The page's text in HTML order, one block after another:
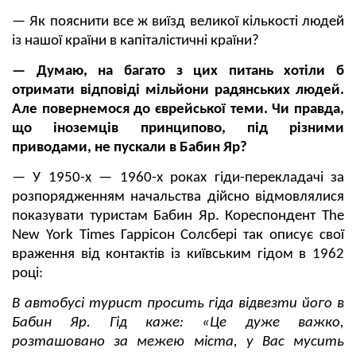
— Як пояснити все ж виїзд великої кількості людей
із нашої країни в капіталістичні країни?
— Думаю, на багато з цих питань хотіли б
отримати відповіді мільйони радянських людей.
Але повернемося до єврейської теми. Чи правда,
що іноземців принципово, під різними
приводами, не пускали в Бабин Яр?
— У 1950-х — 1960-х роках гіди-перекладачі за
розпорядженням начальства дійсно відмовлялися
показувати туристам Бабин Яр. Кореспондент The
New York Times Гаррісон Солсбері так описує свої
враження від контактів із київським гідом в 1962
році:
В автобусі турист просить гіда відвезти його в
Бабин Яр. Гід каже: «Це дуже важко,
розташовано за межею міста, у Вас мусить